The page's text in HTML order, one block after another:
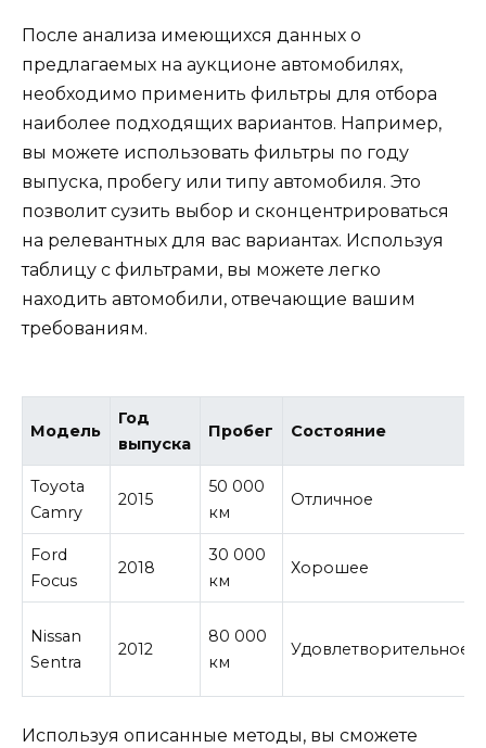
После анализа имеющихся данных о
предлагаемых на аукционе автомобилях,
необходимо применить фильтры для отбора
наиболее подходящих вариантов. Например,
вы можете использовать фильтры по году
выпуска, пробегу или типу автомобиля. Это
позволит сузить выбор и сконцентрироваться
на релевантных для вас вариантах. Используя
таблицу с фильтрами, вы можете легко
находить автомобили, отвечающие вашим
требованиям.
Модель
Год
выпуска
Пробег Состояние
Toyota
Camry
2015
50 000
км
Отличное
Ford
Focus
2018
30 000
км
Хорошее
Nissan
Sentra
2012
80 000
км
Удовлетворительное
Используя описанные методы, вы сможете